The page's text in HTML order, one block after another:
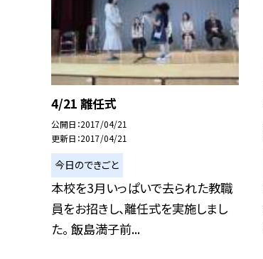
4/21 離任式
公開日 2017/04/21
更新日 2017/04/21
今日のできごと
本校を3月いっぱいで去られた教職
員をお招きし、離任式を実施しまし
た。 飯島満子前...